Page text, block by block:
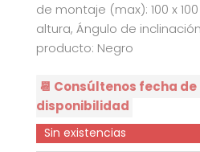
de montaje (max): 100 x
altura, Ángulo de
producto: Negro
📆 Consúltenos fecha
disponibilidad
Sin existencias